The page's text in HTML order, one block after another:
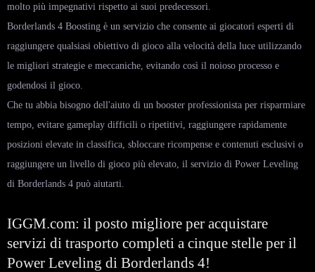
molto più impegnativi rispetto ai suoi predecessori.
Borderlands 4 Boosting è un servizio che consente ai giocatori esperti di
raggiungere qualsiasi obiettivo di gioco alla velocità della luce utilizzando
le migliori strategie e meccaniche, evitando così il noioso processo e
godendosi il gioco.
Che tu abbia bisogno dell'aiuto di un booster professionista per risparmiare
tempo, evitare gameplay difficili o ripetitivi, raggiungere rapidamente
posizioni elevate in classifica, sbloccare ricompense e contenuti esclusivi o
raggiungere un livello di gioco più elevato, il servizio di Power Leveling
di Borderlands 4 può aiutarti.
IGGM.com: il posto migliore per acquistare
servizi di trasporto completi a cinque stelle per il
Power Leveling di Borderlands 4!